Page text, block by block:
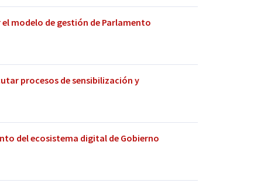
modelo de gestión de Parlamento
procesos de sensibilización y
del ecosistema digital de Gobierno